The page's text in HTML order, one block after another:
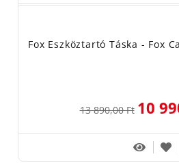
Fox Eszköztartó Táska - Fox
13 890,00 Ft 10